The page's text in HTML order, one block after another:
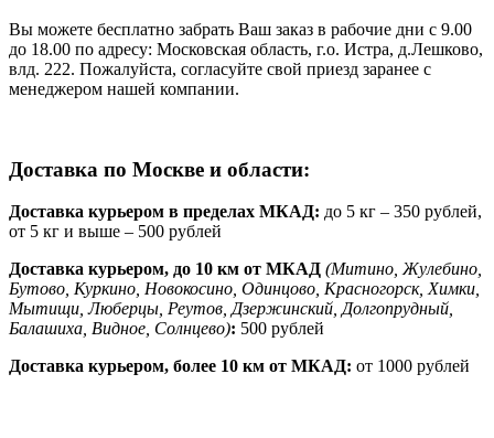
Вы можете бесплатно забрать Ваш заказ в рабочие дни с 9.00
до 18.00 по адресу: Московская область, г.о. Истра, д.Лешково,
влд. 222. Пожалуйста, согласуйте свой приезд заранее с
менеджером нашей компании.
Доставка по Москве и области:
Доставка курьером в пределах МКАД: до 5 кг – 350 рублей,
от 5 кг и выше – 500 рублей
Доставка курьером, до 10 км от МКАД (Митино, Жулебино,
Бутово, Куркино, Новокосино, Одинцово, Красногорск, Химки,
Мытищи, Люберцы, Реутов, Дзержинский, Долгопрудный,
Балашиха, Видное, Солнцево): 500 рублей
Доставка курьером, более 10 км от МКАД: от 1000 рублей